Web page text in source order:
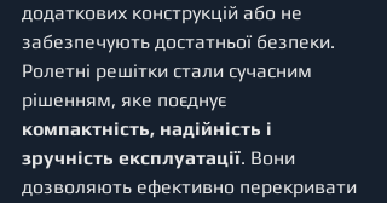
додаткових конструкцій або не
забезпечують достатньої безпеки.
Ролетні решітки стали сучасним
рішенням, яке поєднує
компактність, надійність і
зручність експлуатації. Вони
дозволяють ефективно перекривати